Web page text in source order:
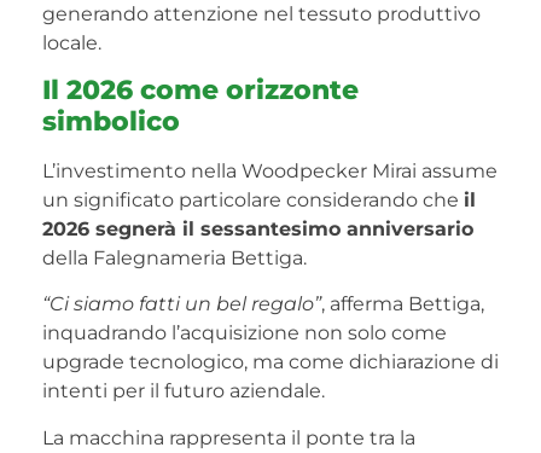
generando attenzione nel tessuto produttivo
locale.
Il 2026 come orizzonte
simbolico
L’investimento nella Woodpecker Mirai assume
un significato particolare considerando che il
2026 segnerà il sessantesimo anniversario
della Falegnameria Bettiga.
“Ci siamo fatti un bel regalo”, afferma Bettiga,
inquadrando l’acquisizione non solo come
upgrade tecnologico, ma come dichiarazione di
intenti per il futuro aziendale.
La macchina rappresenta il ponte tra la